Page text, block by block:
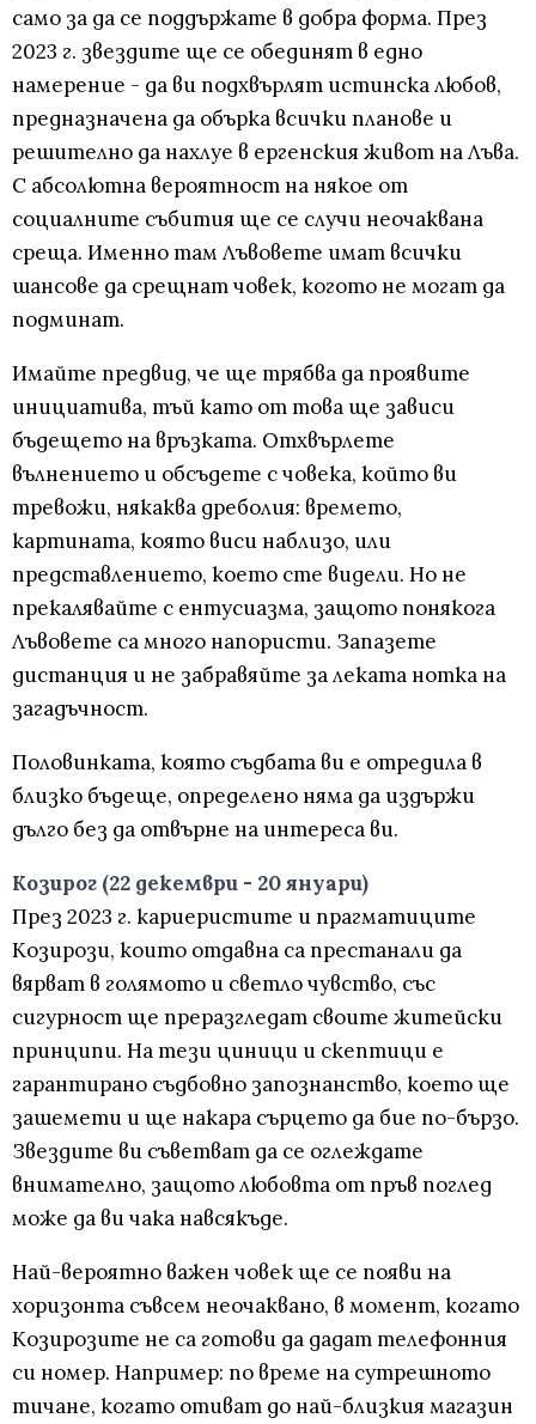
само за да се поддържате в добра форма. През
2023 г. звездите ще се обединят в едно
намерение - да ви подхвърлят истинска любов,
предназначена да обърка всички планове и
решително да нахлуе в ергенския живот на Лъва.
С абсолютна вероятност на някое от
социалните събития ще се случи неочаквана
среща. Именно там Лъвовете имат всички
шансове да срещнат човек, когото не могат да
подминат.
Имайте предвид, че ще трябва да проявите
инициатива, тъй като от това ще зависи
бъдещето на връзката. Отхвърлете
вълнението и обсъдете с човека, който ви
тревожи, някаква дреболия: времето,
картината, която виси наблизо, или
представлението, което сте видели. Но не
прекалявайте с ентусиазма, защото понякога
Лъвовете са много напористи. Запазете
дистанция и не забравяйте за леката нотка на
загадъчност.
Половинката, която съдбата ви е отредила в
близко бъдеще, определено няма да издържи
дълго без да отвърне на интереса ви.
Козирог (22 декември - 20 януари)
През 2023 г. кариеристите и прагматиците
Козирози, които отдавна са престанали да
вярват в голямото и светло чувство, със
сигурност ще преразгледат своите житейски
принципи. На тези циници и скептици е
гарантирано съдбовно запознанство, което ще
зашемети и ще накара сърцето да бие по-бързо.
Звездите ви съветват да се оглеждате
внимателно, защото любовта от пръв поглед
може да ви чака навсякъде.
Най-вероятно важен човек ще се появи на
хоризонта съвсем неочаквано, в момент, когато
Козирозите не са готови да дадат телефонния
си номер. Например: по време на сутрешното
тичане, когато отиват до най-близкия магазин